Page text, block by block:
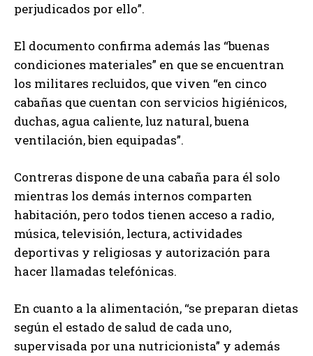
perjudicados por ello”.
El documento confirma además las “buenas
condiciones materiales” en que se encuentran
los militares recluidos, que viven “en cinco
cabañas que cuentan con servicios higiénicos,
duchas, agua caliente, luz natural, buena
ventilación, bien equipadas”.
Contreras dispone de una cabaña para él solo
mientras los demás internos comparten
habitación, pero todos tienen acceso a radio,
música, televisión, lectura, actividades
deportivas y religiosas y autorización para
hacer llamadas telefónicas.
En cuanto a la alimentación, “se preparan dietas
según el estado de salud de cada uno,
supervisada por una nutricionista” y además